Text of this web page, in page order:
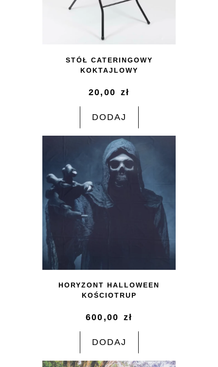
STÓŁ CATERINGOWY
KOKTAJLOWY
20,00 zł
DODAJ
HORYZONT HALLOWEEN
KOŚCIOTRUP
600,00 zł
DODAJ